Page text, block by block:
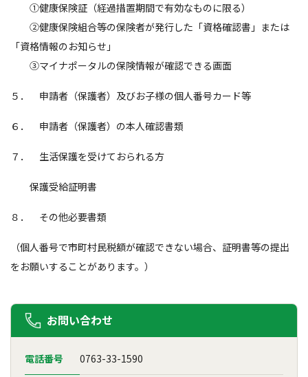
①健康保険証（経過措置期間で有効なものに限る）
②健康保険組合等の保険者が発行した「資格確認書」または
「資格情報のお知らせ」
③マイナポータルの保険情報が確認できる画面
５． 申請者（保護者）及びお子様の個人番号カード等
６． 申請者（保護者）の本人確認書類
７． 生活保護を受けておられる方
保護受給証明書
８． その他必要書類
（個人番号で市町村民税額が確認できない場合、証明書等の提出
をお願いすることがあります。）
お問い合わせ
電話番号 0763-33-1590